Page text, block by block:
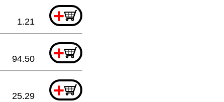
+
1.21
+
94.50
+
25.29